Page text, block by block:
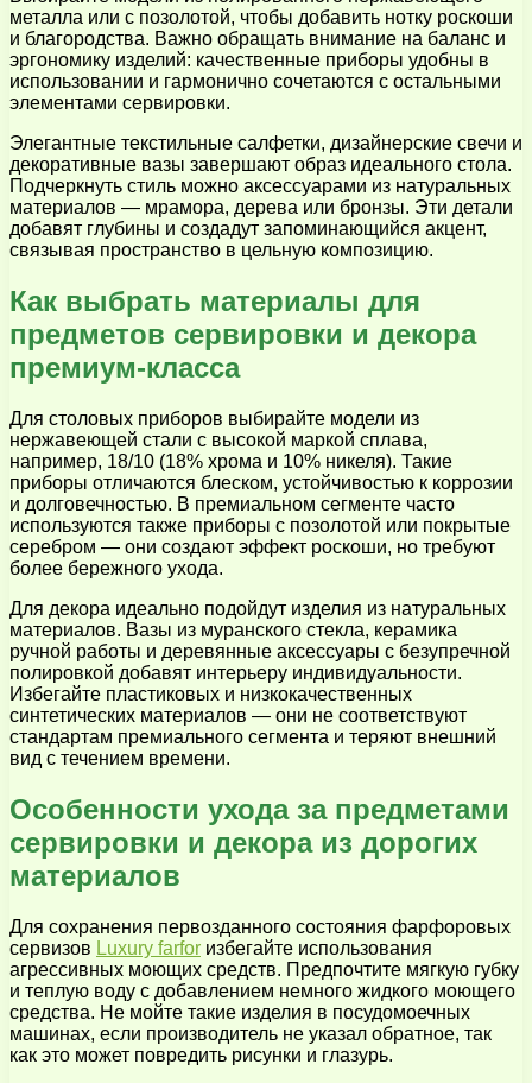
металла или с позолотой, чтобы добавить нотку роскоши
и благородства. Важно обращать внимание на баланс и
эргономику изделий: качественные приборы удобны в
использовании и гармонично сочетаются с остальными
элементами сервировки.
Элегантные текстильные салфетки, дизайнерские свечи и
декоративные вазы завершают образ идеального стола.
Подчеркнуть стиль можно аксессуарами из натуральных
материалов — мрамора, дерева или бронзы. Эти детали
добавят глубины и создадут запоминающийся акцент,
связывая пространство в цельную композицию.
Как выбрать материалы для
предметов сервировки и декора
премиум-класса
Для столовых приборов выбирайте модели из
нержавеющей стали с высокой маркой сплава,
например, 18/10 (18% хрома и 10% никеля). Такие
приборы отличаются блеском, устойчивостью к коррозии
и долговечностью. В премиальном сегменте часто
используются также приборы с позолотой или покрытые
серебром — они создают эффект роскоши, но требуют
более бережного ухода.
Для декора идеально подойдут изделия из натуральных
материалов. Вазы из муранского стекла, керамика
ручной работы и деревянные аксессуары с безупречной
полировкой добавят интерьеру индивидуальности.
Избегайте пластиковых и низкокачественных
синтетических материалов — они не соответствуют
стандартам премиального сегмента и теряют внешний
вид с течением времени.
Особенности ухода за предметами
сервировки и декора из дорогих
материалов
Для сохранения первозданного состояния фарфоровых
сервизов Luxury farfor избегайте использования
агрессивных моющих средств. Предпочтите мягкую губку
и теплую воду с добавлением немного жидкого моющего
средства. Не мойте такие изделия в посудомоечных
машинах, если производитель не указал обратное, так
как это может повредить рисунки и глазурь.